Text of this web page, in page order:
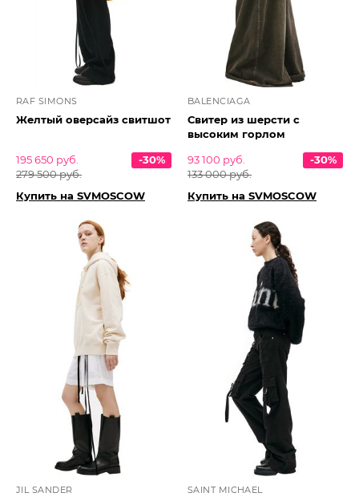
RAF SIMONS
Желтый оверсайз свитшот
195 650 руб.
279 500 руб.
-30%
Купить на SVMOSCOW
BALENCIAGA
Свитер из шерсти с
высоким горлом
93 100 руб.
133 000 руб.
-30%
Купить на SVMOSCOW
JIL SANDER SAINT MICHAEL